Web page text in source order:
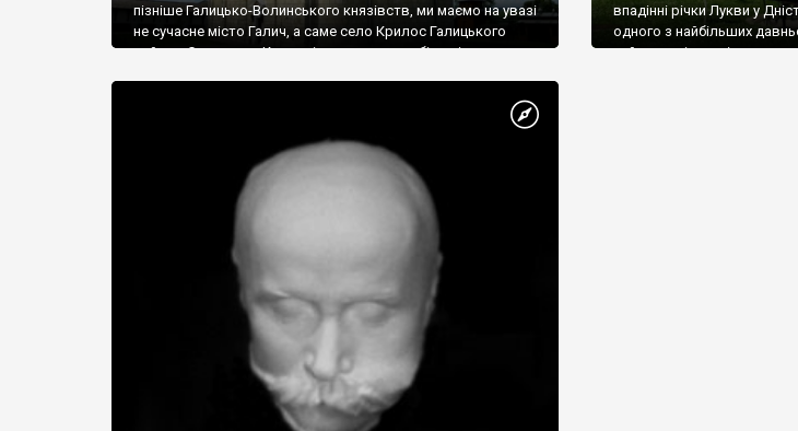
пізніше Галицько-Волинського князівств, ми маємо на увазі
не сучасне місто Галич, а саме село Крилос Галицького
району. Саме тут, у Крилосі, розташована більшість
замком, музеєм-скансеном в Крилосі, Пантелеїмоновським
храмом у Шевченковому та костелом кармелітів у
Більшівцях утворюють національний заповідник «Древній
впадінні річки Лукви у
одного з найбільших
найвеличніших міст на